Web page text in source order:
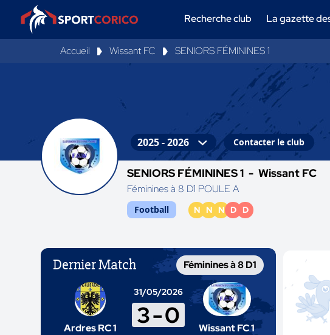
Recherche club La gazette
Accueil Wissant FC SENIORS FÉMININES 1
Contacter le club
SENIORS FÉMININES 1 -Wissant FC
Féminines à 8 D1 POULE A
Football N N N D D
Dernier Match Féminines à 8 D1
Ardres RC 1
31/05/2026
3-0 Wissant FC 1